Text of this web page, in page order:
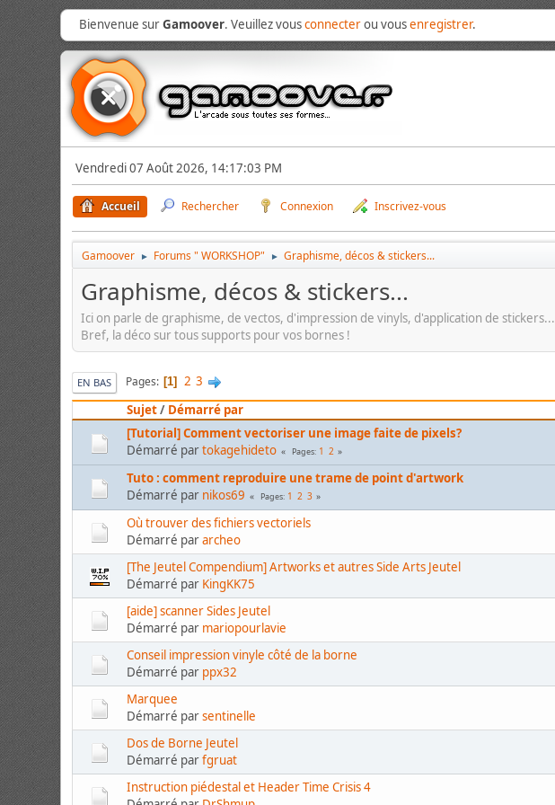
Bienvenue surGamoover. Veuillez vousconnecterou vousenregistrer.
Vendredi 07 Août 2026, 14:17:03 PM
Accueil Rechercher Connexion Inscrivez-vous
Gamoover ► Forums " WORKSHOP" ► Graphisme, décos & stickers...
Graphisme, décos & stickers...
Ici on parle de graphisme, de vectos, d'impression de vinyls, d'application de stickers...
Bref, la déco sur tous supports pour vos bornes !
EN BAS Pages 1 2 3
Sujet/ Démarré par
[Tutorial] Comment vectoriser une image faite de pixels?
Démarré partokagehideto Pages 1 2
Tuto : comment reproduire une trame de point d'artwork
Démarré par nikos69 Pages 1 2 3
Où trouver des fichiers vectoriels
Démarré pararcheo
[The Jeutel Compendium] Artworks et autres Side Arts Jeutel
Démarré par KingKK75
[aide] scanner Sides Jeutel
Démarré par mariopourlavie
Conseil impression vinyle côté de la borne
Démarré par ppx32
Marquee
Démarré parsentinelle
Dos de Borne Jeutel
Démarré parfgruat
Instruction piédestal et Header Time Crisis 4